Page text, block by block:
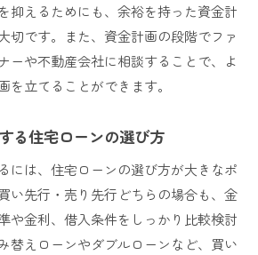
抑えるためにも、余裕を持った資金計
切です。また、資金計画の段階でファ
ーや不動産会社に相談することで、よ
を立てることができます。
る住宅ローンの選び方
には、住宅ローンの選び方が大きなポ
い先行・売り先行どちらの場合も、金
や金利、借入条件をしっかり比較検討
替えローンやダブルローンなど、買い